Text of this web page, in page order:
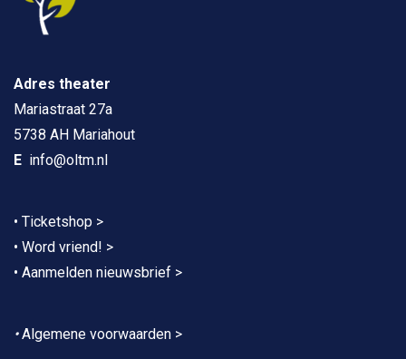
Adres theater
Mariastraat 27a
5738 AH Mariahout
E info@oltm.nl
• Ticketshop >
• Word vriend! >
• Aanmelden nieuwsbrief >
•Algemene voorwaarden >